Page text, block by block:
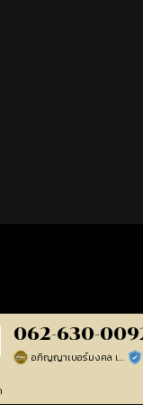
062-630-
อภิญญาเบอร์มงคล เบอร์สวยเลขศาสตร์ ร้า